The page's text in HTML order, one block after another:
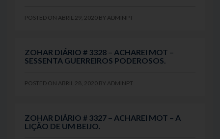
POSTED ON ABRIL 29, 2020 BY ADMINPT
ZOHAR DIÁRIO # 3328 – ACHAREI MOT –
SESSENTA GUERREIROS PODEROSOS.
POSTED ON ABRIL 28, 2020 BY ADMINPT
ZOHAR DIÁRIO # 3327 – ACHAREI MOT – A
LIÇÃO DE UM BEIJO.